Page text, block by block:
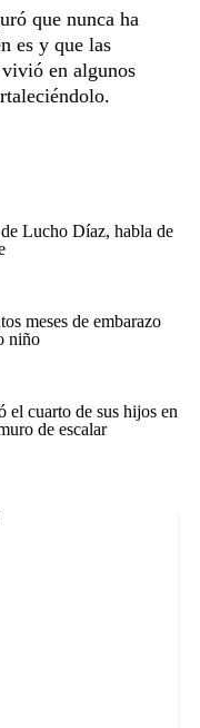
que nunca ha
es y que las
en algunos
Lucho Díaz, habla de
meses de embarazo
niño
el cuarto de sus hijos en
de escalar